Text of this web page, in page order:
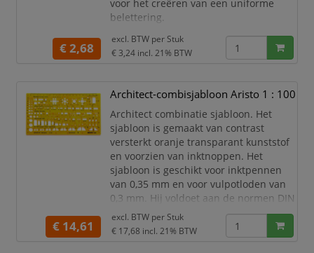
voor het creëren van een uniforme
belettering.
Sjabloon voor letters en cijfers
Letterhoogte 20 mm
Voor cijfers
Uniforme belettering
Nauwkeurig aanbrengen
Sjabloonuitvoering
Voor markeringen
Voor opschriften
€ 2,68
excl. BTW per Stuk
€ 3,24 incl. 21% BTW
Architect-combisjabloon Aristo 1 : 100
Architect combinatie sjabloon. Het
sjabloon is gemaakt van contrast
versterkt oranje transparant kunststof
en voorzien van inktnoppen. Het
sjabloon is geschikt voor inktpennen
van 0,35 mm en voor vulpotloden van
0,3 mm. Hij voldoet aan de normen DIN
1356, DIN 18011 en DIN 18022, alsook
aan de normen voor microfilmen.
€ 14,61
excl. BTW per Stuk
€ 17,68 incl. 21% BTW